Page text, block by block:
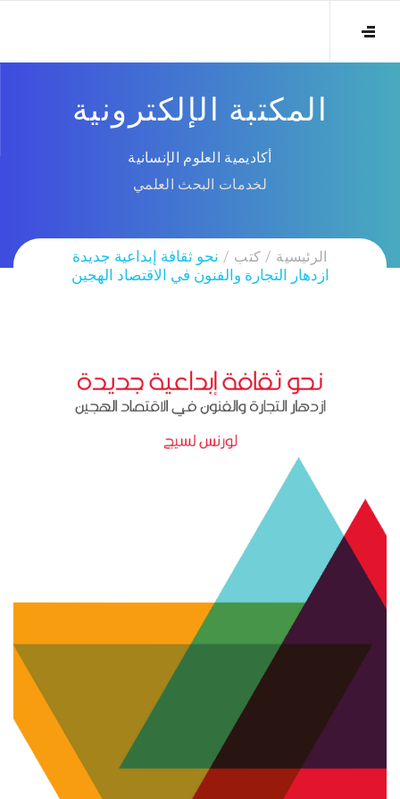
المكتبة الإلكترونية
أكاديمية العلوم الإنسانية
لخدمات البحث العلمي
الرئيسية كتب
نحو ثقافة إبداعية جديدة
ازدهار التجارة والفنون في الاقتصاد الهجين